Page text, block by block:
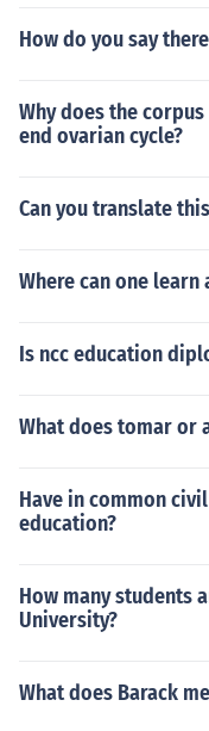
How do you say
Why does the
end ovarian cycle?
Can you translate
Where can one
Is ncc education
What does tomar or
Have in common
education?
How many students
University?
What does Barack